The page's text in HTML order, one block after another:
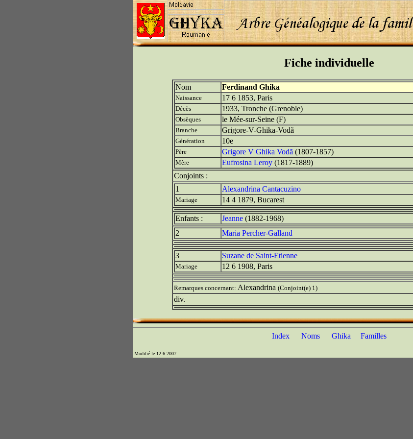
Fiche individuelle
Nom Ferdinand Ghika
Naissance 17 6 1853, Paris
Décès 1933, Tronche (Grenoble)
Obsèques le Mée-sur-Seine (F)
Branche Grigore-V-Ghika-Vodã
Génération 10e
Père Grigore V Ghika Vodã (1807-1857)
Mère Eufrosina Leroy (1817-1889)
Conjoints :
1
Alexandrina Cantacuzino
Mariage 14 4 1879, Bucarest
Enfants : Jeanne (1882-1968)
2
Maria Percher-Galland
3 Suzane de Saint-Etienne
Mariage 12 6 1908, Paris
Remarques concernant: Alexandrina (Conjoint(e) 1)
div.
Index Noms Ghika Familles
Modifié le 12 6 2007